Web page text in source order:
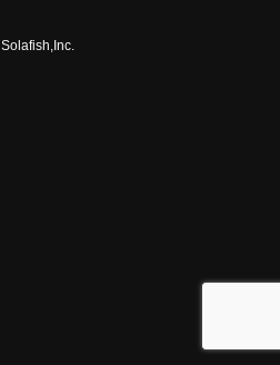
Solafish,Inc.